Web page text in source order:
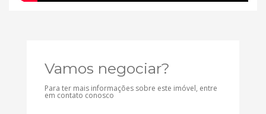
Vamos negociar?
Para ter mais informações sobre este imóvel, entre
em contato conosco